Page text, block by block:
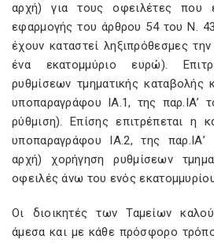
αρχή) για τους οφειλέτες που
εφαρμογής του άρθρου 54 του Ν.
έχουν καταστεί ληξιπρόθεσμες
ένα εκατομμύριο ευρώ).
ρυθμίσεων τμηματικής καταβολής
υποπαραγράφου ΙΑ.1, της παρ.ΙΑ’
ρύθμιση). Επίσης επιτρέπεται η
υποπαραγράφου ΙΑ.2, της
αρχή) χορήγηση ρυθμίσεων
οφειλές άνω του ενός
Οι διοικητές των Ταμείων
άμεσα και με κάθε πρόσφορο